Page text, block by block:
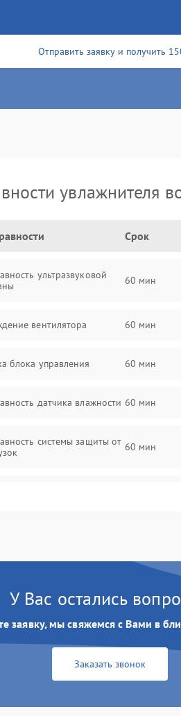
Отправить заявку и получить
увлажнителя
Срок
ультразвуковой
60 мин
вентилятора 60 мин
блока управления 60 мин
датчика влажности 60 мин
системы защиты от 60 мин
системы защиты от
60 мин
системы защиты от
60 мин
У Вас остались
заявку, мы свяжемся с Вами в
Заказать звонок